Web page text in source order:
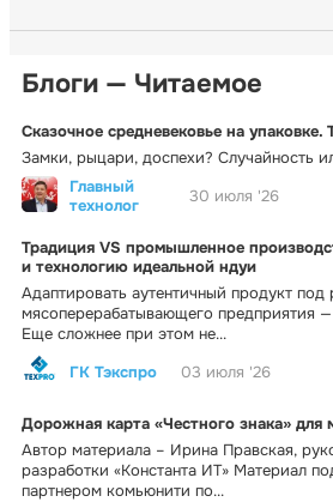
Блоги — Читаемое
Сказочное средневековье на упаковке.
Замки, рыцари, доспехи? Случайность
Главный
технолог
30 июля '26
Традиция VS промышленное
и технологию идеальной ндуи
Адаптировать аутентичный продукт под
мясоперерабатывающего предприятия —
Еще сложнее при этом не...
ГК Тэкспро
03 июля '26
Дорожная карта «Честного знака» для
Автор материала – Ирина Правская,
разработки «Константа ИТ» Материал
партнером комьюнити по...